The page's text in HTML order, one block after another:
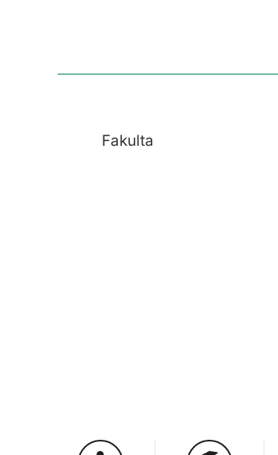
Fakulta